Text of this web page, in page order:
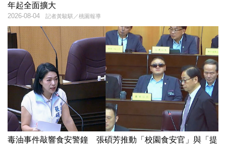
年起全面擴大
記者黃駿騏／桃園報導
2026-08-04
毒油事件敲響食安警鐘 張碩芳推動「校園食安官」與「提